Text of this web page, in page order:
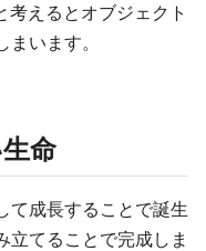
えるとオブジェクト
います。
命
て成長することで誕生
立てることで完成しま